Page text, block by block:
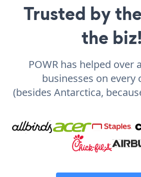
Trusted by
the biz!
POWR has helped over
businesses on every
(besides Antarctica,